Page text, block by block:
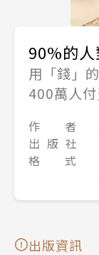
90%的
用「錢」
400萬人
作 者
出 版 社
格 式
出版資訊